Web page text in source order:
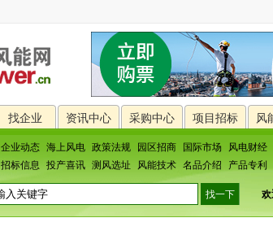
找企业 资讯中心 采购中心 项目招标 风
企业动态 海上风电 政策法规 园区招商 国际市场 风电财经
招标信息 投产喜讯 测风选址 风能技术 名品介绍 产品专利
欢